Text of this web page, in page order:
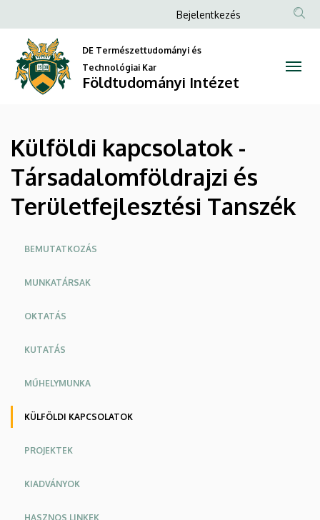
kapcsolatok
Társadalomföldrajzi
Területfejlesztési
Tanszék
Földtudományi
Intézet
a
tartalomra
Anonim
fiók
menüje
Bejelentkezés
DE Természettudományi és
Technológiai Kar
Földtudományi Intézet
Külföldi kapcsolatok -
Társadalomföldrajzi és
Területfejlesztési Tanszék
Oldalmenü
BEMUTATKOZÁS
MUNKATÁRSAK
OKTATÁS
KUTATÁS
MŰHELYMUNKA
KÜLFÖLDI KAPCSOLATOK
PROJEKTEK
KIADVÁNYOK
HASZNOS LINKEK